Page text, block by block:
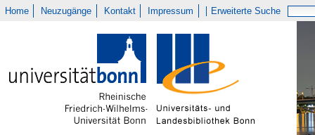
Home Neuzugänge Kontakt Impressum Erweiterte Suche